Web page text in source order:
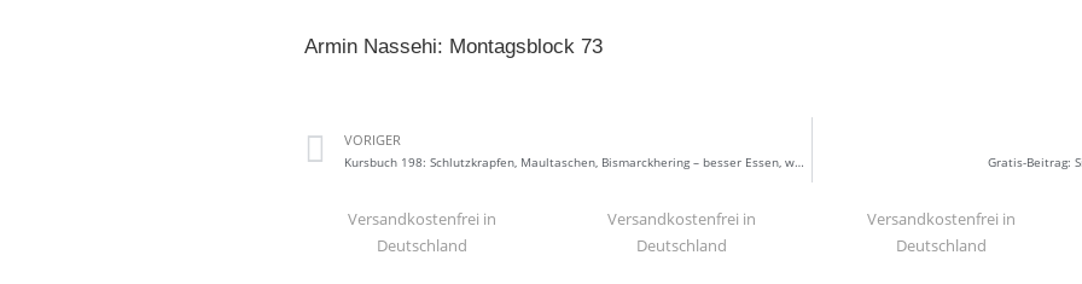
Armin Nassehi: Montagsblock 73
VORIGER
Kursbuch 198: Schlutzkrapfen, Maultaschen, Bismarckhering – besser Essen, weniger Tümelei! Gratis-Beitrag:
Versandkostenfrei in
Deutschland
Versandkostenfrei in
Deutschland
Versandkostenfrei in
Deutschland